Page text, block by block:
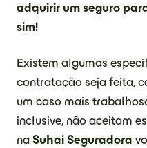
adquirir um seguro
sim!
Existem algumas
contratação seja feita,
um caso mais
inclusive, não aceitam
na Suhai Seguradora